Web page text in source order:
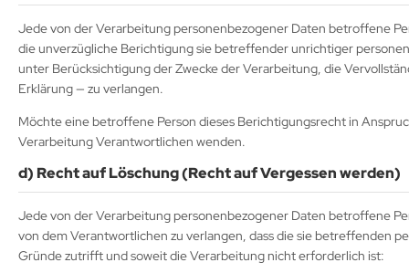
Jede von der Verarbeitung personenbezogener Daten betroffene
die unverzügliche Berichtigung sie betreffender unrichtiger
unter Berücksichtigung der Zwecke der Verarbeitung, die
Erklärung — zu verlangen.
Möchte eine betroffene Person dieses Berichtigungsrecht in
Verarbeitung Verantwortlichen wenden.
d) Recht auf Löschung (Recht auf Vergessen werden)
Jede von der Verarbeitung personenbezogener Daten betroffene
von dem Verantwortlichen zu verlangen, dass die sie betreffenden
Gründe zutrifft und soweit die Verarbeitung nicht erforderlich ist: